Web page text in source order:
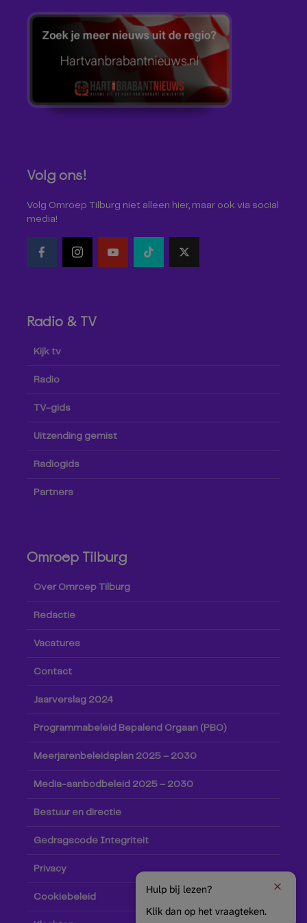
Volg ons!
Volg Omroep Tilburg niet alleen hier, maar ook via social
media!
Radio & TV
Kijk tv
Radio
TV-gids
Uitzending gemist
Radiogids
Partners
Omroep Tilburg
Over Omroep Tilburg
Redactie
Vacatures
Contact
Jaarverslag 2024
Programmabeleid Bepalend Orgaan (PBO)
Meerjarenbeleidsplan 2025 – 2030
Media-aanbodbeleid 2025 – 2030
Bestuur en directie
Gedragscode Integriteit
Privacy
Cookiebeleid
Hulp bij lezen?
Klik dan op het vraagteken.